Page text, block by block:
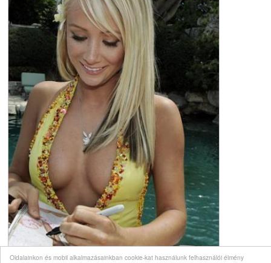
Oldalainkon és mobil alkalmazásainkban cookie-kat használunk felhasználói élmény